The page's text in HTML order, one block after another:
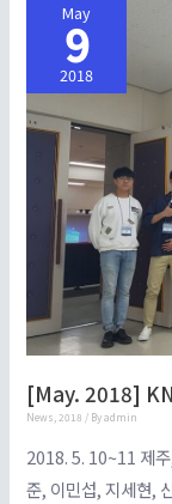
May
9
2018
[May. 2018]
News 2018 / Byadmin
2018. 5. 10~11 제
준, 이민섭, 지세현,